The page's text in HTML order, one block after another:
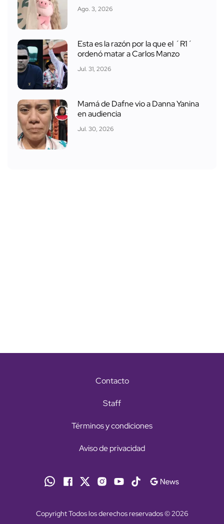
Ago. 3, 2026
Esta es la razón por la que el ´R1´
ordenó matar a Carlos Manzo
Jul. 31, 2026
Mamá de Dafne vio a Danna Yanina
en audiencia
Jul. 30, 2026
Contacto
Staff
Términos y condiciones
Aviso de privacidad
Copyright Todos los derechos reservados © 2026